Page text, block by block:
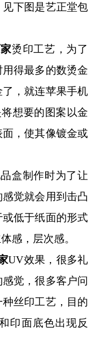
下图是艺正堂包
烫印工艺，为了
得最多的数烫金
，就连苹果手机
想要的图案以金
，使其像镀金或
盒制作时为了让
觉就会用到击凸
低于纸面的形式
感，层次感。
UV效果，很多礼
觉，很多客户问
丝印工艺，目的
印面底色出现反